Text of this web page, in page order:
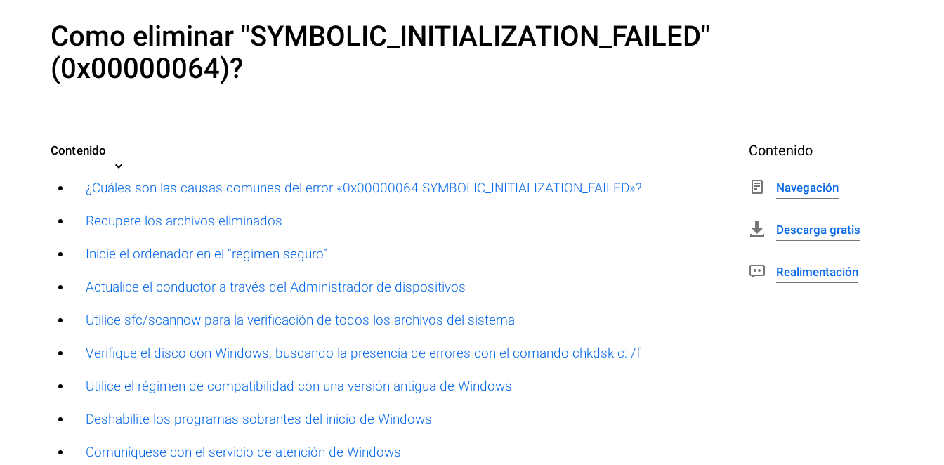
Como eliminar "SYMBOLIC_INITIALIZATION_FAILED"
(0x00000064)?
Contenido
¿Cuáles son las causas comunes del error «0x00000064 SYMBOLIC_INITIALIZATION_FAILED»?
Recupere los archivos eliminados
Inicie el ordenador en el “régimen seguro”
Actualice el conductor a través del Administrador de dispositivos
Utilice sfc/scannow para la verificación de todos los archivos del sistema
Verifique el disco con Windows, buscando la presencia de errores con el comando chkdsk c: /f
Utilice el régimen de compatibilidad con una versión antigua de Windows
Deshabilite los programas sobrantes del inicio de Windows
Comuníquese con el servicio de atención de Windows
Contenido
Navegación
Descarga gratis
Realimentación